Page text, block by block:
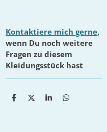
Kontaktiere mich gerne,
wenn Du noch weitere
Fragen zu diesem
Kleidungsstück hast
T
T
T
T